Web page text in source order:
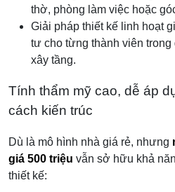
thờ, phòng làm việc hoặc
Giải pháp thiết kế linh hoạt
tư cho từng thành viên
xây tầng.
Tính thẩm mỹ cao, dễ áp
cách kiến trúc
Dù là mô hình nhà giá rẻ, nhưng
giá 500 triệu vẫn sở hữu khả
thiết kế: